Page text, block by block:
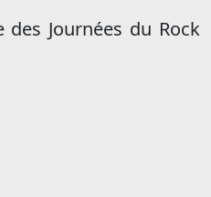
Journées du Rock